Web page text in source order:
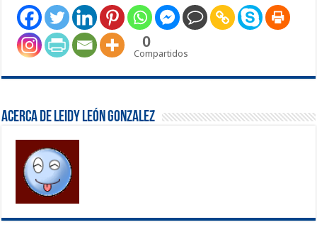
0
Compartidos
Acerca de Leidy León Gonzalez